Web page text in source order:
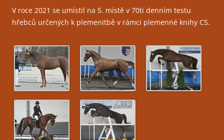
V roce 2021 se umístil na 5. místě v 70ti denním testu
hřebců určených k plemenitbě v rámci plemenné knihy CS.